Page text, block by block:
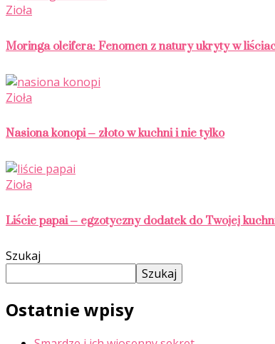
Zioła
Moringa oleifera: Fenomen z natury ukryty w
Zioła
Nasiona konopi – złoto w kuchni i nie tylko
Zioła
Liście papai – egzotyczny dodatek do Twojej
Szukaj
Szukaj
Ostatnie wpisy